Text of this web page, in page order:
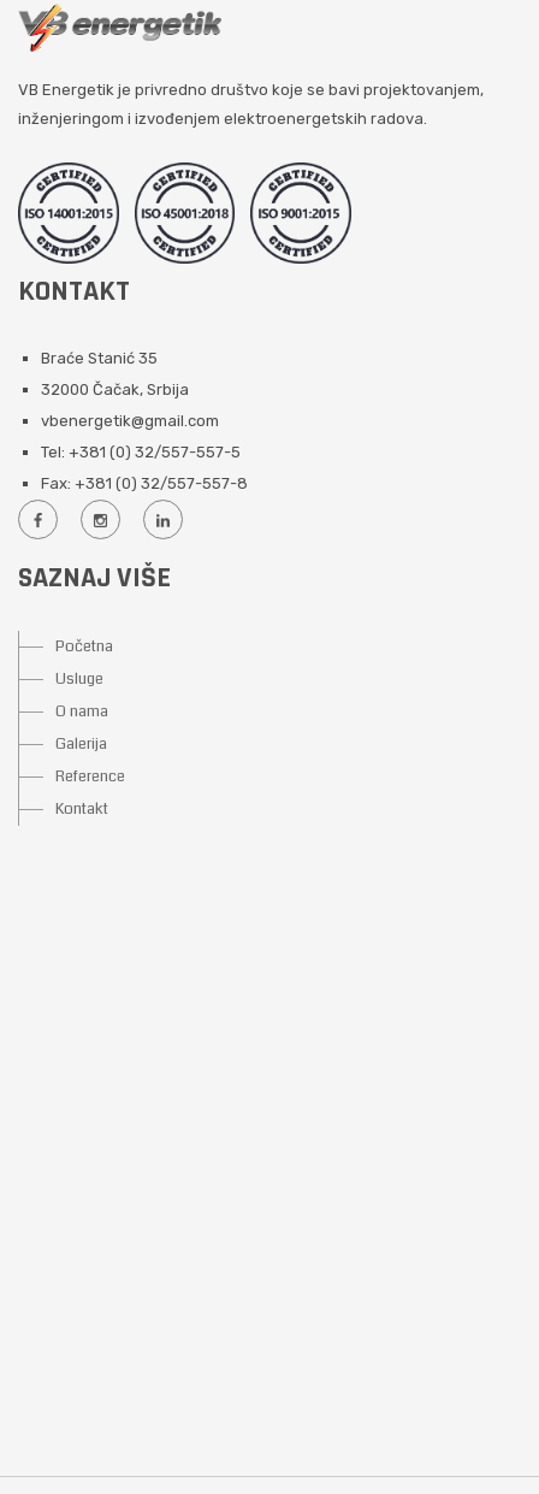
VB Energetik je privredno društvo koje se bavi projektovanjem,
inženjeringom i izvođenjem elektroenergetskih radova.
KONTAKT
Braće Stanić 35
32000 Čačak, Srbija
vbenergetik@gmail.com
Tel: +381 (0) 32/557-557-5
Fax: +381 (0) 32/557-557-8
SAZNAJ VIŠE
Početna
Usluge
O nama
Galerija
Reference
Kontakt